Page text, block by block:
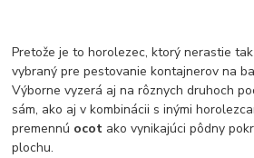
Pretože je to horolezec, ktorý nerastie
vybraný pre pestovanie kontajnerov na
Výborne vyzerá aj na rôznych druhoch
sám, ako aj v kombinácii s inými
premennú ocot ako vynikajúci pôdny
plochu.